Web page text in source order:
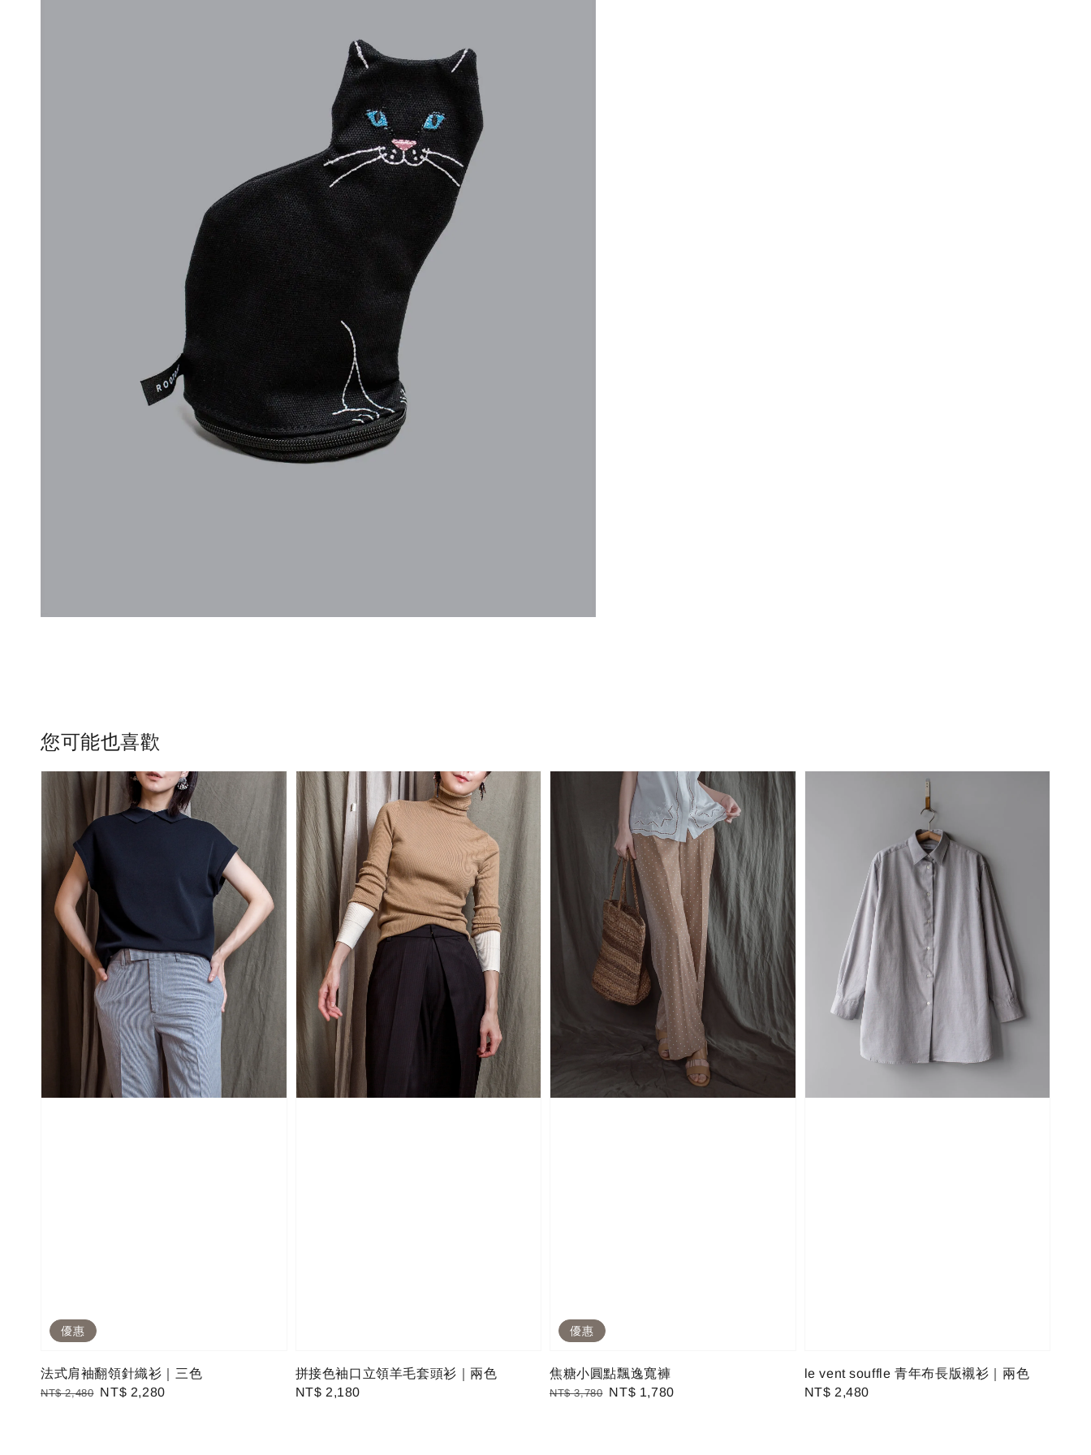
您可能也喜歡
優惠
法式肩袖翻領針織衫｜三色
Regular
NT$ 2,480 Sale
NT$ 2,280
拼接色袖口立領羊毛套頭衫｜兩色
Regular
NT$ 2,180
優惠
焦糖小圓點飄逸寬褲
Regular
NT$ 3,780 Sale
NT$ 1,780
le vent souffle 青年布長版襯衫｜兩色
Regular
NT$ 2,480